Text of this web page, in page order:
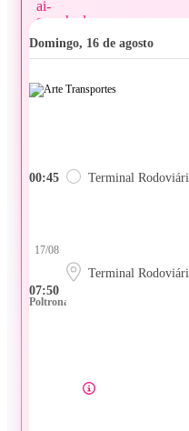
domingo, 16 de agosto
00:45 Terminal
07:50
17/08
Terminal
Poltrona